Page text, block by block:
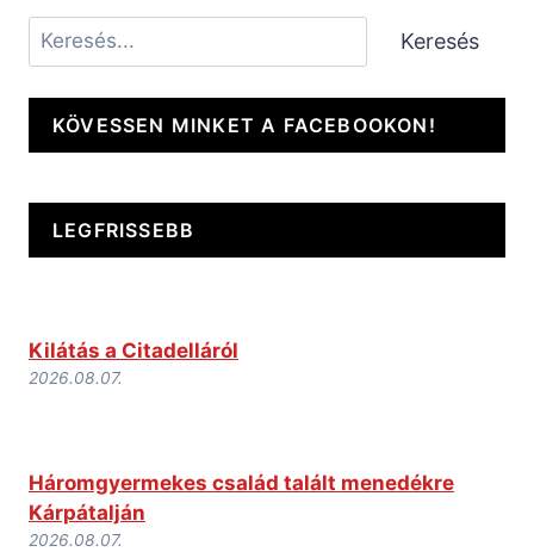
Keresés Keresés
KÖVESSEN MINKET A FACEBOOKON!
LEGFRISSEBB
Kilátás a Citadelláról
2026.08.07.
Háromgyermekes család talált menedékre
Kárpátalján
2026.08.07.